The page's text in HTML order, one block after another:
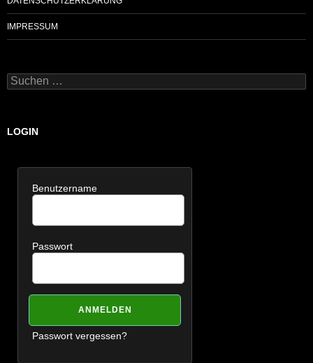
IMPRESSUM
Suchen
nach:
LOGIN
Benutzername
Passwort
Passwort vergessen?